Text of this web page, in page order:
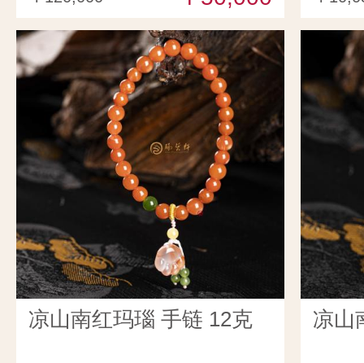
凉山南红玛瑙 手链 12克 凉山